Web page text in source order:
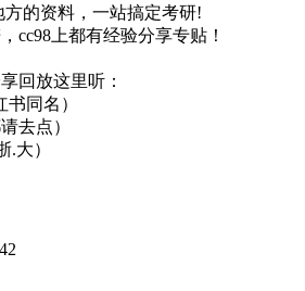
的资料，一站搞定考研!
cc98上都有经验分享专贴！
回放这里听：
同名）
去点）
.大）